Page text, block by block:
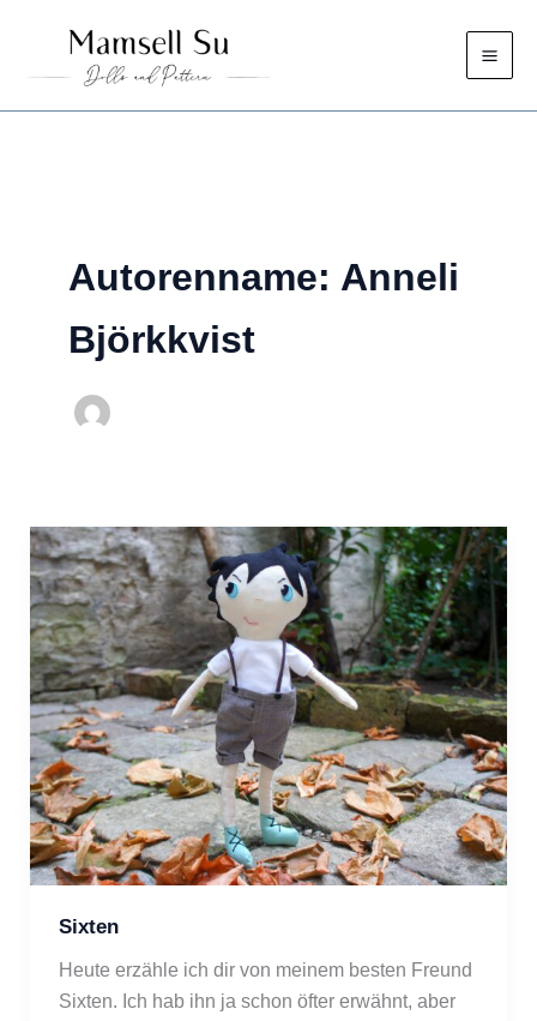
springen
Autorenname: Anneli
Björkkvist
Sixten
Heute erzähle ich dir von meinem besten Freund
Sixten. Ich hab ihn ja schon öfter erwähnt, aber